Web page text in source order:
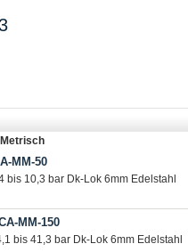
Metrisch
MM-50
10,3 bar Dk-Lok 6mm Edelstahl
MM-150
bis 41,3 bar Dk-Lok 6mm Edelstahl